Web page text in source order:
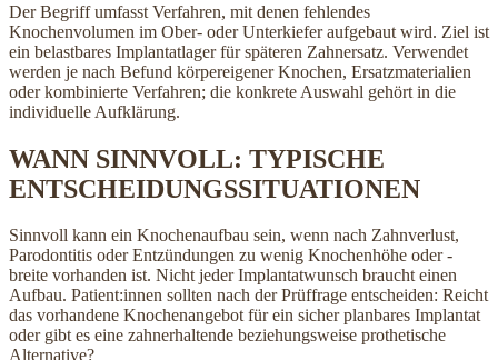
Der Begriff umfasst Verfahren, mit denen fehlendes
Knochenvolumen im Ober- oder Unterkiefer aufgebaut wird. Ziel ist
ein belastbares Implantatlager für späteren Zahnersatz. Verwendet
werden je nach Befund körpereigener Knochen, Ersatzmaterialien
oder kombinierte Verfahren; die konkrete Auswahl gehört in die
individuelle Aufklärung.
WANN SINNVOLL: TYPISCHE
ENTSCHEIDUNGSSITUATIONEN
Sinnvoll kann ein Knochenaufbau sein, wenn nach Zahnverlust,
Parodontitis oder Entzündungen zu wenig Knochenhöhe oder -
breite vorhanden ist. Nicht jeder Implantatwunsch braucht einen
Aufbau. Patient:innen sollten nach der Prüffrage entscheiden: Reicht
das vorhandene Knochenangebot für ein sicher planbares Implantat
oder gibt es eine zahnerhaltende beziehungsweise prothetische
Alternative?